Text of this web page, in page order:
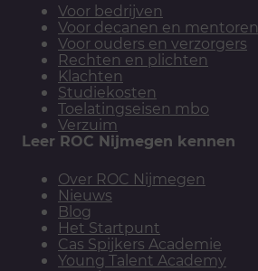
Voor bedrijven
Voor decanen en mentoren
Voor ouders en verzorgers
Rechten en plichten
Klachten
Studiekosten
Toelatingseisen mbo
Verzuim
Leer ROC Nijmegen kennen
Over ROC Nijmegen
Nieuws
Blog
Het Startpunt
Cas Spijkers Academie
Young Talent Academy